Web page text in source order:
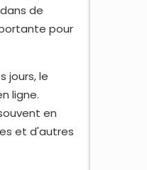
de
pour
jours, le
ligne.
en
et d'autres